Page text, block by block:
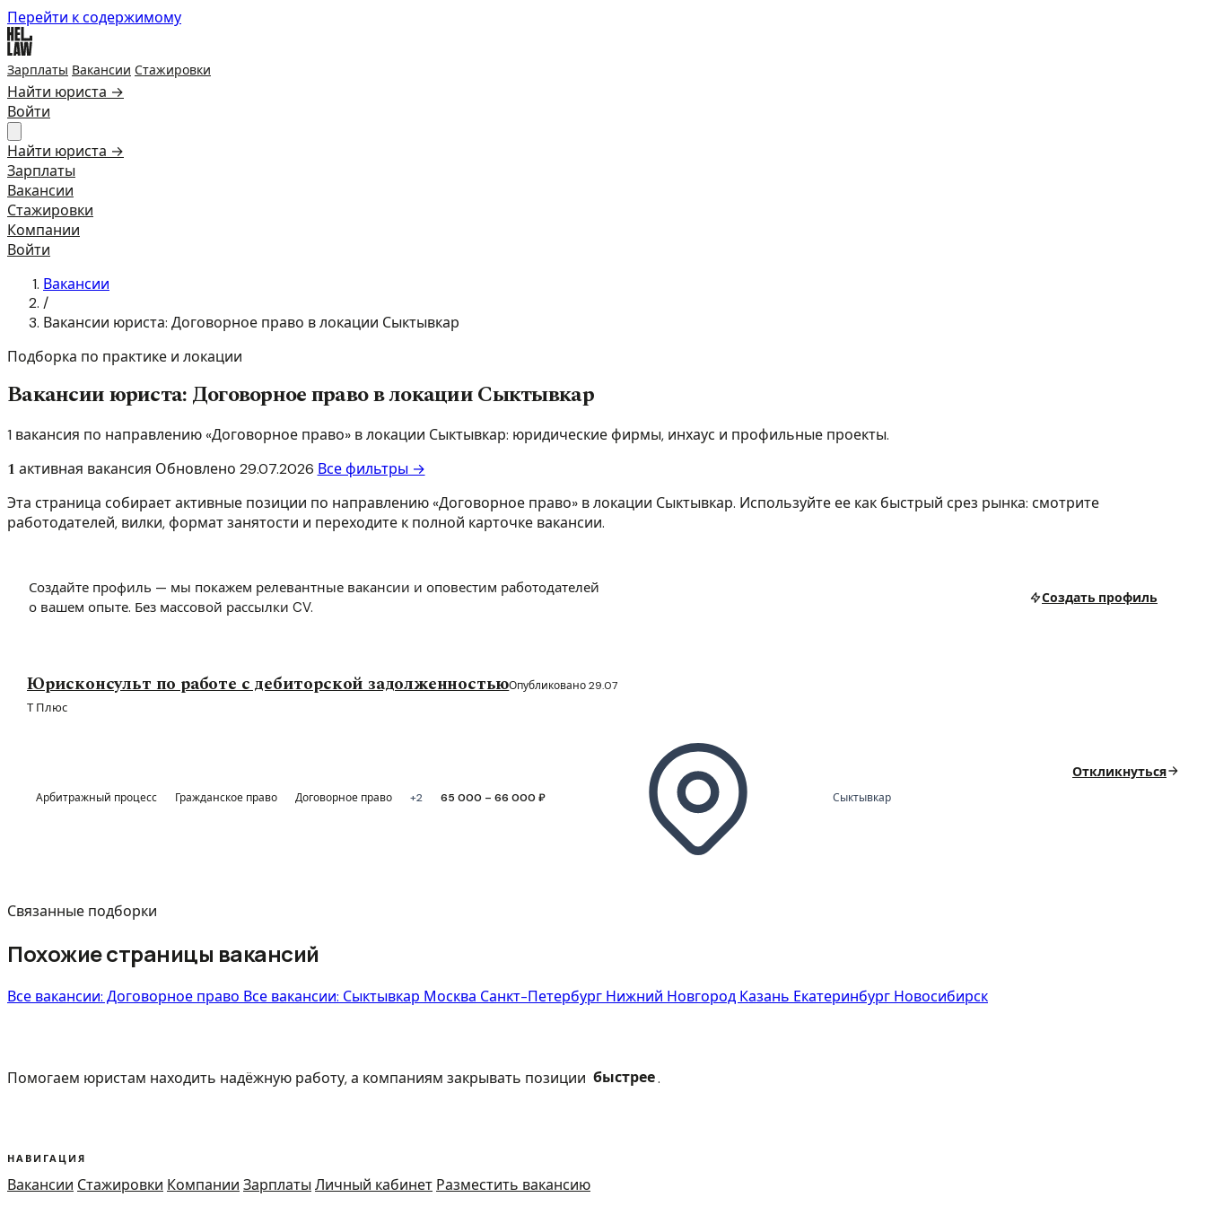
Перейти к содержимому
Зарплаты Вакансии Стажировки
Найти юриста →
Войти
Найти юриста →
Зарплаты
Вакансии
Стажировки
Компании
Войти
Вакансии
/
Вакансии юриста: Договорное право в локации Сыктывкар
Подборка по практике и локации
Вакансии юриста: Договорное право в локации Сыктывкар
1 вакансия по направлению «Договорное право» в локации Сыктывкар: юридические фирмы, инхаус и профильные проекты.
1 активная вакансия Обновлено 29.07.2026 Все фильтры →
Эта страница собирает активные позиции по направлению «Договорное право» в локации Сыктывкар. Используйте ее как быстрый срез рынка: смотрите
работодателей, вилки, формат занятости и переходите к полной карточке вакансии.
Создайте профиль — мы покажем релевантные вакансии и оповестим работодателей
о вашем опыте. Без массовой рассылки CV.
Создать профиль
Юрисконсульт по работе с дебиторской задолженностьюОпубликовано 29.07
Т Плюс
Арбитражный процесс Гражданское право Договорное право +2 65 000 – 66 000 ₽ Сыктывкар
Откликнуться
Связанные подборки
Похожие страницы вакансий
Все вакансии: Договорное право Все вакансии: Сыктывкар Москва Санкт-Петербург Нижний Новгород Казань Екатеринбург Новосибирск
Помогаем юристам находить надёжную работу, а компаниям закрывать позиции быстрее.
НАВИГАЦИЯ
Вакансии Стажировки Компании Зарплаты Личный кабинет Разместить вакансию